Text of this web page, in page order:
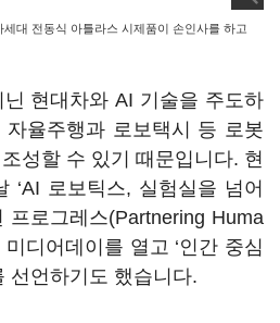
대 전동식 아틀라스 시제품이 손인사를 하고
현대차와 AI 기술을 주도하
율주행과 로보택시 등 로봇
성할 수 있기 때문입니다. 현
‘AI 로보틱스, 실험실을 넘어
프로그레스(Partnering Huma
디어데이를 열고 ‘인간 중심
선언하기도 했습니다.